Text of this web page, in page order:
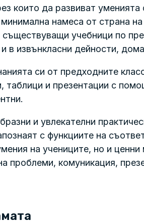
които да развиват уменията
намеса от страна
учебници по
в извънкласни дейности,
си от предходните
таблици и презентации с
и увлекателни
с функциите на
на учениците, но и
проблеми, комуникация,